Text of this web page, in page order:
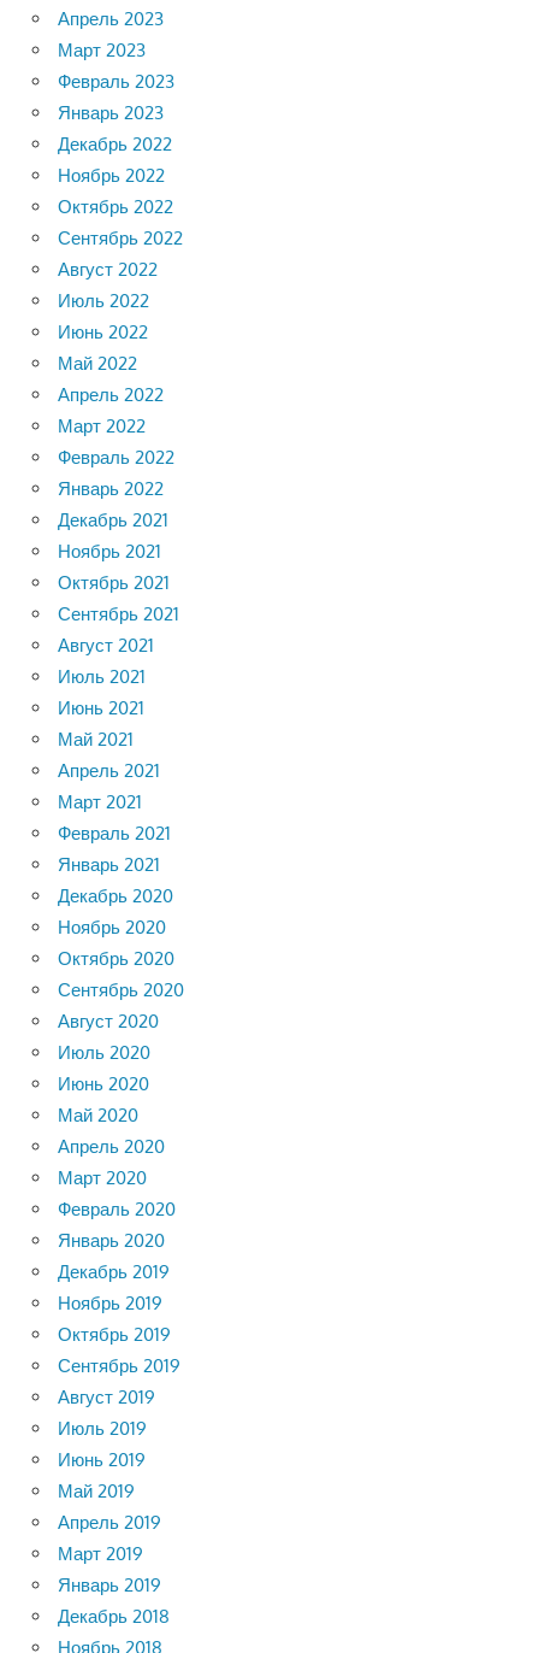
Апрель 2023
Март 2023
Февраль 2023
Январь 2023
Декабрь 2022
Ноябрь 2022
Октябрь 2022
Сентябрь 2022
Август 2022
Июль 2022
Июнь 2022
Май 2022
Апрель 2022
Март 2022
Февраль 2022
Январь 2022
Декабрь 2021
Ноябрь 2021
Октябрь 2021
Сентябрь 2021
Август 2021
Июль 2021
Июнь 2021
Май 2021
Апрель 2021
Март 2021
Февраль 2021
Январь 2021
Декабрь 2020
Ноябрь 2020
Октябрь 2020
Сентябрь 2020
Август 2020
Июль 2020
Июнь 2020
Май 2020
Апрель 2020
Март 2020
Февраль 2020
Январь 2020
Декабрь 2019
Ноябрь 2019
Октябрь 2019
Сентябрь 2019
Август 2019
Июль 2019
Июнь 2019
Май 2019
Апрель 2019
Март 2019
Январь 2019
Декабрь 2018
Ноябрь 2018